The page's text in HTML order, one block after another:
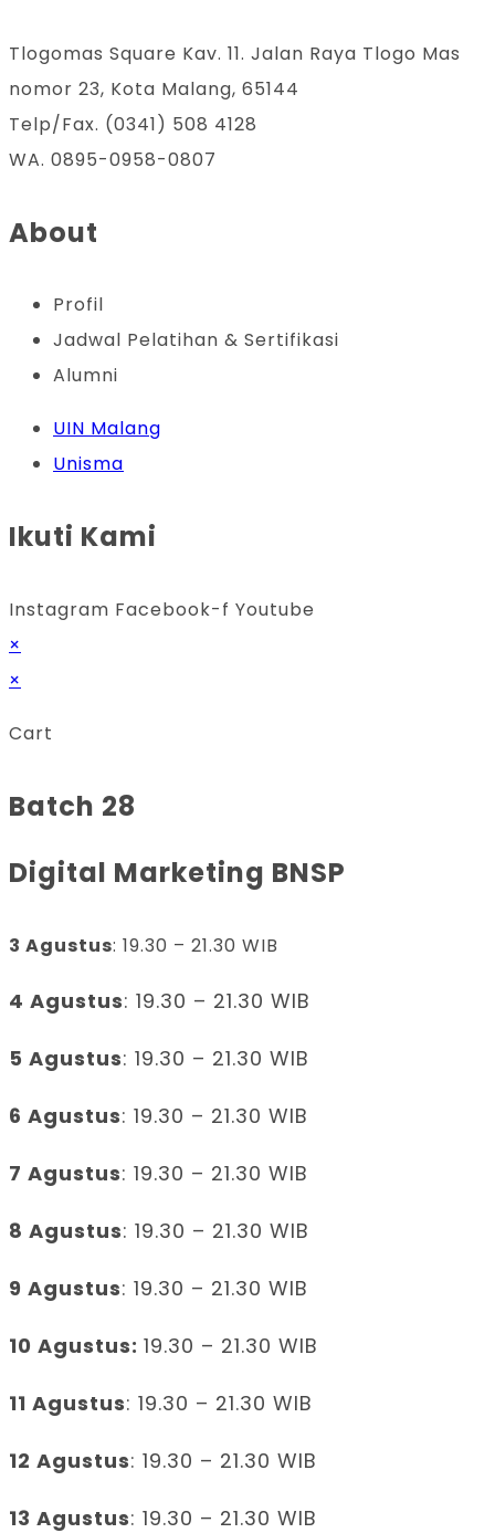
Tlogomas Square Kav. 11. Jalan Raya Tlogo Mas
nomor 23, Kota Malang, 65144
Telp/Fax. (0341) 508 4128
WA. 0895-0958-0807
About
Profil
Jadwal Pelatihan & Sertifikasi
Alumni
UIN Malang
Unisma
Ikuti Kami
Instagram Facebook-f Youtube
×
×
Cart
Batch 28
Digital Marketing BNSP
3 Agustus: 19.30 – 21.30 WIB
4 Agustus: 19.30 – 21.30 WIB
5 Agustus: 19.30 – 21.30 WIB
6 Agustus: 19.30 – 21.30 WIB
7 Agustus: 19.30 – 21.30 WIB
8 Agustus: 19.30 – 21.30 WIB
9 Agustus: 19.30 – 21.30 WIB
10 Agustus: 19.30 – 21.30 WIB
11 Agustus: 19.30 – 21.30 WIB
12 Agustus: 19.30 – 21.30 WIB
13 Agustus: 19.30 – 21.30 WIB